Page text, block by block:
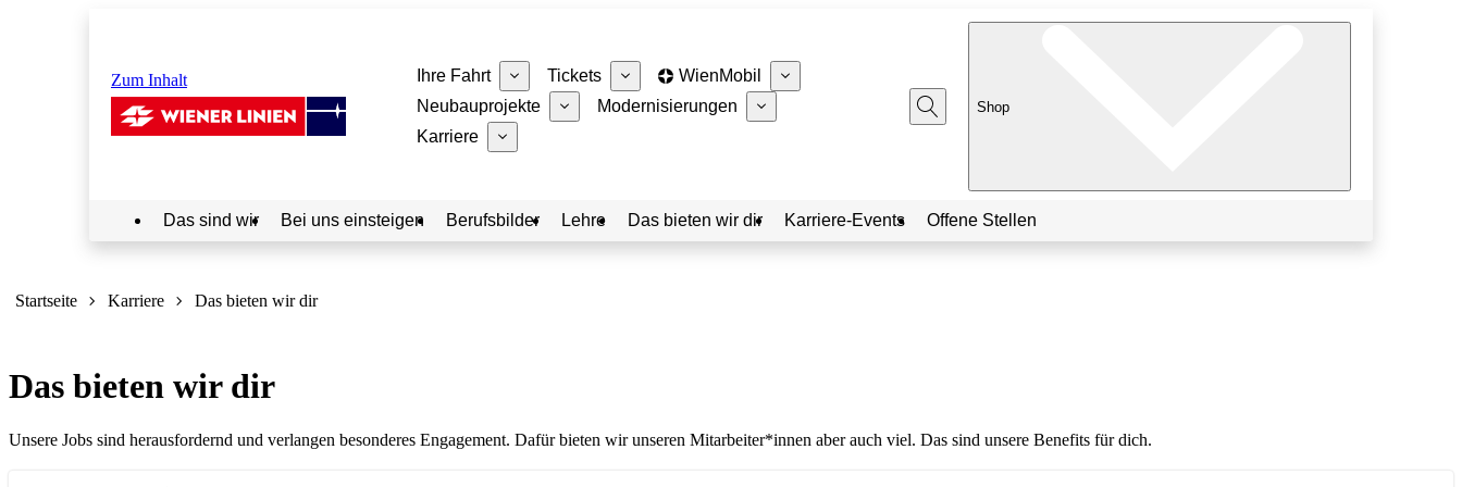
Zum Inhalt Ihre Fahrt Tickets
WienMobil
Neubauprojekte
Modernisierungen
Karriere
Shop
Das sind wir Bei uns einsteigen Berufsbilder Lehre Das bieten wir dir Karriere-Events Offene Stellen
hier:
Startseite Karriere Das bieten wir dir
Das bieten wir dir
Unsere Jobs sind herausfordernd und verlangen besonderes Engagement. Dafür bieten wir unseren Mitarbeiter*innen aber auch viel. Das sind unsere Benefits für dich.